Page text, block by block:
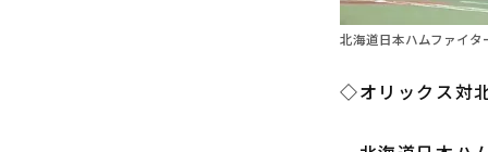
北海道日本ハムファイ
◇オリックス対